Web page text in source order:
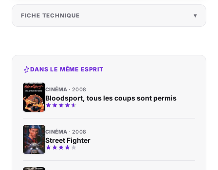
FICHE TECHNIQUE
DANS LE MÊME ESPRIT
CINÉMA 2008
Bloodsport, tous les coups sont permis
CINÉMA 2008
Street Fighter